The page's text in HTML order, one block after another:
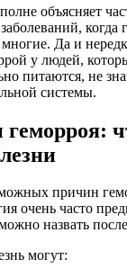
объясняет
когда
Да и
у людей,
питаются, не
системы.
причин
очень часто
назвать
могут: